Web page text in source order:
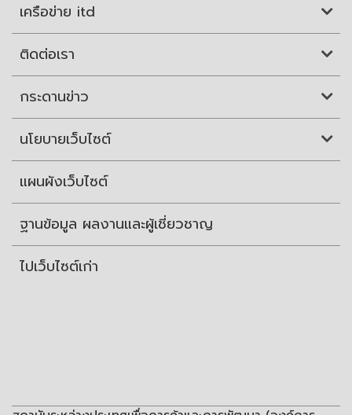
เครือข่าย itd
ติดต่อเรา
กระดานข่าว
นโยบายเว็บไซต์
แผนผังเว็บไซต์
ฐานข้อมูล ผลงานและผู้เชี่ยวชาญ
ไปเว็บไซต์เก่า